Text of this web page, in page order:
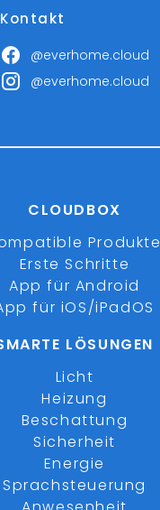
Kontakt
@everhome.cloud
@everhome.cloud
CLOUDBOX
Produkte
Erste Schritte
App für Android
für iOS/iPadOS
LÖSUNGEN
Licht
Heizung
Beschattung
Sicherheit
Energie
Sprachsteuerung